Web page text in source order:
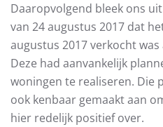
Daaropvolgend bleek ons
van 24 augustus 2017 dat
augustus 2017 verkocht
Deze had aanvankelijk
woningen te realiseren. Die
ook kenbaar gemaakt aan
hier redelijk positief over.